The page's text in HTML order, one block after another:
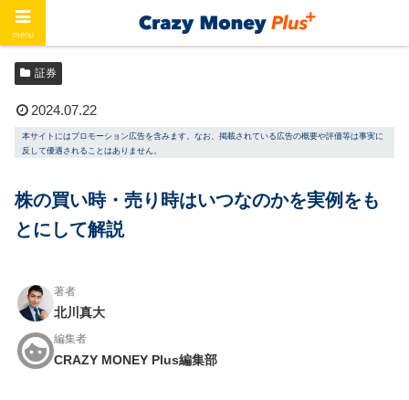
証券
2024.07.22
本サイトにはプロモーション広告を含みます。なお、掲載されている広告の概要や評価等は事実に
反して優遇されることはありません。
株の買い時・売り時はいつなのかを実例をも
とにして解説
著者
北川真大
編集者
CRAZY MONEY Plus編集部
menu